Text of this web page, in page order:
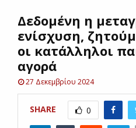
UΔεδομένη η
ενίσχυση,
οι κατάλληλοι
αγορά
27 Δεκεμβρίου 2024
SHARE 0